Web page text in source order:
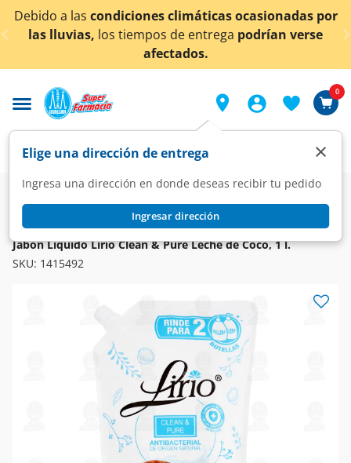
< div class="carousel-inner">
climáticas ocasionadas por
de entregapodrían verse
¡Ahora también
Elige una dirección de entrega
Ingresa una dirección en donde deseas recibir tu pedido
Ingresar dirección
×
0
Super Higiene y Belleza
Cuidado para Manos
Jabón Líquido
LIRIO
Jabón Líquido Lirio Clean & Pure Leche de Coco, 1 l.
SKU: 1415492